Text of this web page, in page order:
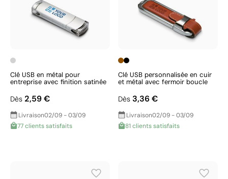
Clé USB en métal pour
entreprise avec finition satinée
Dès 2,59 €
Livraison02/09 - 03/09
77 clients satisfaits
Clé USB personnalisée en cuir
et métal avec fermoir boucle
Dès 3,36 €
Livraison02/09 - 03/09
81 clients satisfaits